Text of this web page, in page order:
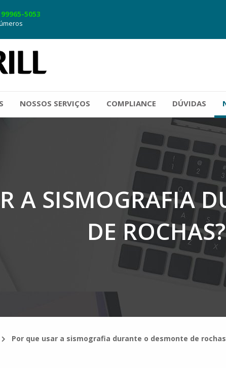
5053
NOSSOS SERVIÇOS COMPLIANCE DÚVIDAS
A SISMOGRAFIA
DE ROCHAS?
Por que usar a sismografia durante o desmonte de